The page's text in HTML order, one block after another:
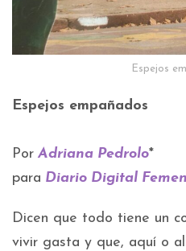
Espejos
Espejos empañados
Por Adriana Pedrolo*
para Diario Digital
Dicen que todo tiene un
vivir gasta y que, aquí o